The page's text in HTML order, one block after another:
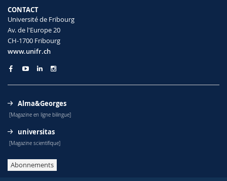
MyUnifr
CONTACT
Université de Fribourg
Av. de l'Europe 20
CH-1700 Fribourg
www.unifr.ch
Alma&Georges
[Magazine en ligne bilingue]
universitas
[Magazine scientifique]
Abonnements